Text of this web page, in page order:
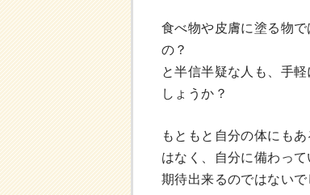
食べ物や皮膚に塗る物
の？
と半信半疑な人も、手
しょうか？
もともと自分の体にも
はなく、自分に備わっ
期待出来るのではないで